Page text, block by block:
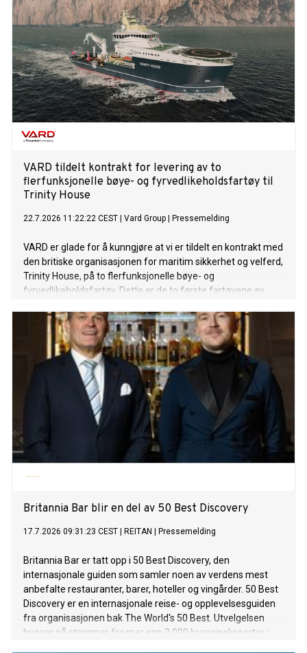
VARD tildelt kontrakt for levering av to
flerfunksjonelle bøye- og fyrvedlikeholdsfartøy til
Trinity House
22.7.2026 11:22:22 CEST Vard Group Pressemelding
VARD er glade for å kunngjøre at vi er tildelt en kontrakt med
den britiske organisasjonen for maritim sikkerhet og velferd,
Trinity House, på to flerfunksjonelle bøye- og
fyrvedlikeholdsfartøy. Dette er de to første fartøyene av
overstiger 220 millioner euro.
Britannia Bar blir en del av 50 Best Discovery
17.7.2026 09:31:23 CEST REITAN Pressemelding
Britannia Bar er tatt opp i 50 Best Discovery, den
internasjonale guiden som samler noen av verdens mest
anbefalte restauranter, barer, hoteller og vingårder. 50 Best
Discovery er en internasjonale reise- og opplevelsesguiden
fra organisasjonen bak The World's 50 Best. Utvelgelsen
bygger på stemmer fra mer enn 3 000 bransjeeksperter i